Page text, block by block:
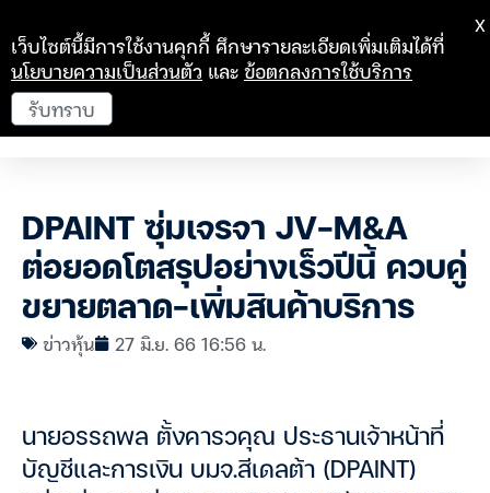
DPAINT ซุ่มเจรจา JV-M&A
ต่อยอดโตสรุปอย่างเร็วปีนี้ ควบคู่
ขยายตลาด-เพิ่มสินค้าบริการ
ข่าวหุ้น 27 มิ.ย. 66 16:56 น.
นายอรรถพล ตั้งคารวคุณ ประธานเจ้าหน้าที่
บัญชีและการเงิน บมจ.สีเดลต้า (DPAINT)
เว็บไซต์นี้มีการใช้งานคุกกี้ ศึกษารายละเอียดเพิ่มเติมได้ที่
นโยบายความเป็นส่วนตัว และข้อตกลงการใช้บริการ
รับทราบ
X